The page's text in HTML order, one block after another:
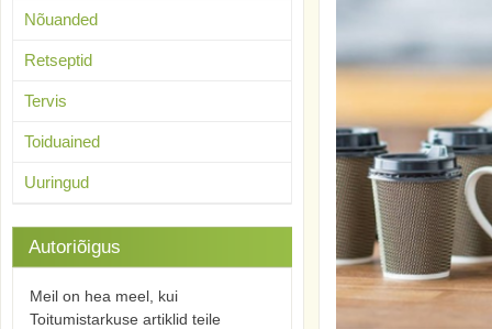
Nõuanded
Retseptid
Tervis
Toiduained
Uuringud
Autoriõigus
Meil on hea meel, kui
Toitumistarkuse artiklid teile